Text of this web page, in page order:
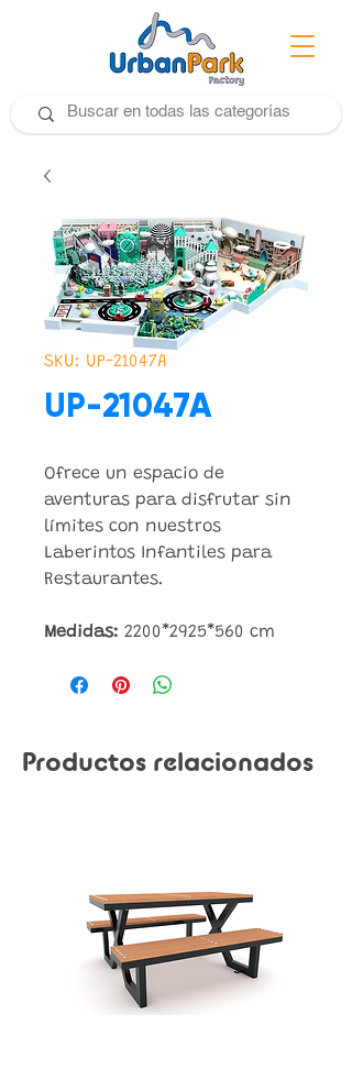
SKU: UP-21047A
UP-21047A
Ofrece un espacio de
aventuras para disfrutar sin
límites con nuestros
Laberintos Infantiles para
Restaurantes.
Medidas: 2200*2925*560 cm
Productos relacionados